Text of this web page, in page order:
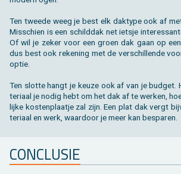
Ten twee­de weeg je best elk dak­ty­pe ook af
Mis­schien is een schild­dak net iets­je
Of wil je zeker voor een groen dak gaan op
dus best ook re­ke­ning met de ver­schil­len­de
optie.
Ten slot­te hangt je keuze ook af van je bud­get.
te­ri­aal je nodig hebt om het dak af te wer­ken,
lij­ke kos­ten­plaat­je zal zijn. Een plat dak vergt
te­ri­aal en werk, waar­door je meer kan be­spa­ren.
CON­CLU­SIE